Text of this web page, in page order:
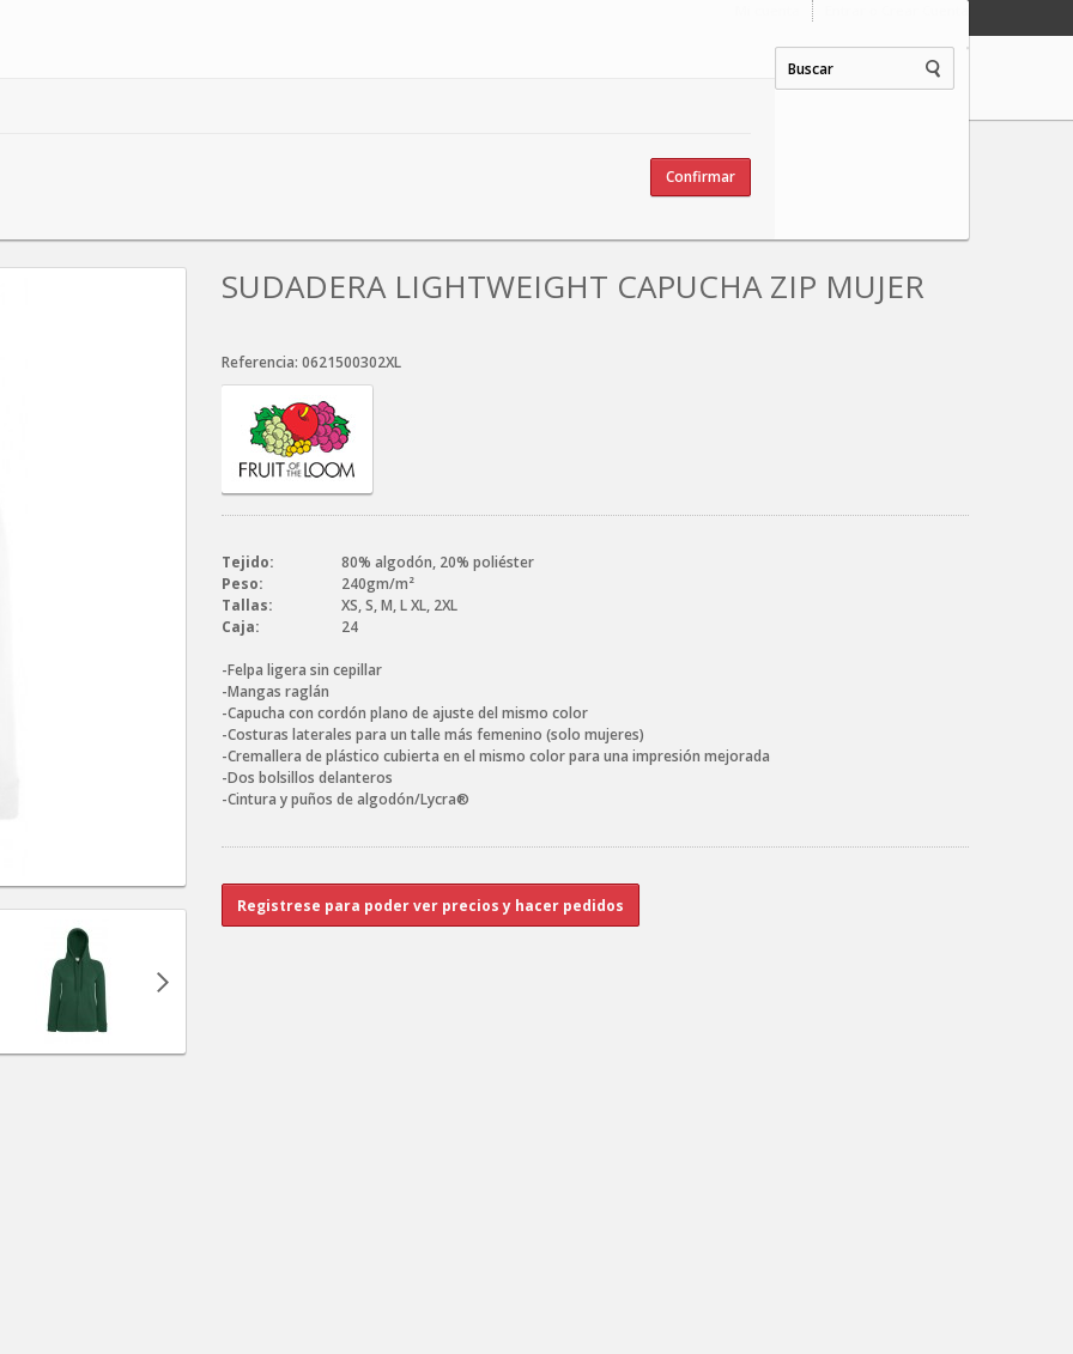
Confirmar
SUDADERA LIGHTWEIGHT CAPUCHA ZIP MUJER
Referencia: 0621500302XL
Tejido:
80% algodón, 20% poliéster
Peso:
240gm/m²
Tallas:
XS, S, M, L XL, 2XL
Caja:
24
-Felpa ligera sin cepillar
-Mangas raglán
-Capucha con cordón plano de ajuste del mismo color
-Costuras laterales para un talle más femenino (solo mujeres)
-Cremallera de plástico cubierta en el mismo color para una impresión mejorada
-Dos bolsillos delanteros
-Cintura y puños de algodón/Lycra®